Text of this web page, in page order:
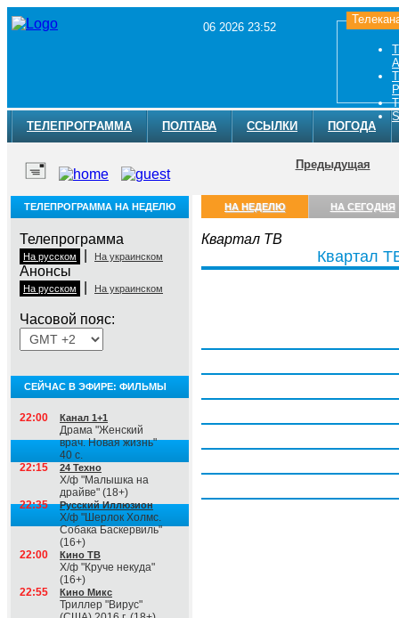
06 2026 23:52
ТЕЛЕПРОГРАММА ПОЛТАВА ССЫЛКИ ПОГОДА
Предыдущая
ТЕЛЕПРОГРАММА НА НЕДЕЛЮ
Телепрограмма
На русском На украинском
Анонсы
На русском На украинском
Часовой пояс:
СЕЙЧАС В ЭФИРЕ: ФИЛЬМЫ
22:00 Канал 1+1
Драма "Женский
врач. Новая жизнь"
40 с.
22:15
24 Техно
Х/ф "Малышка на
драйве" (18+)
22:35
Русский Иллюзион
Х/ф "Шерлок Холмс.
Собака Баскервиль"
(16+)
22:00
Кино ТВ
Х/ф "Круче некуда"
(16+)
22:55
Кино Микс
Триллер "Вирус"
НА НЕДЕЛЮ НА СЕГОДНЯ
Квартал ТВ
Квартал